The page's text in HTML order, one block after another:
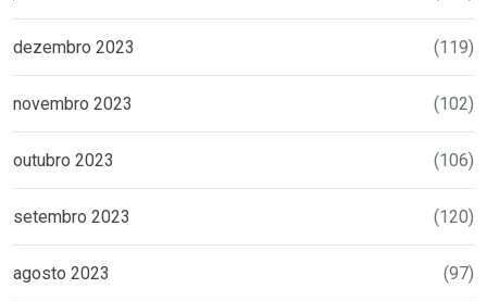
dezembro 2023 (119)
novembro 2023 (102)
outubro 2023 (106)
setembro 2023 (120)
agosto 2023 (97)